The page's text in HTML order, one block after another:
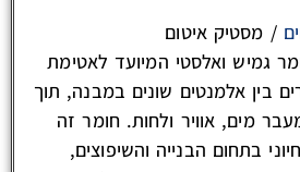
/ מסטיק איטום
גמיש ואלסטי המיועד לאטימת
בין אלמנטים שונים במבנה, תוך
מים, אוויר ולחות. חומר זה
בתחום הבנייה והשיפוצים,